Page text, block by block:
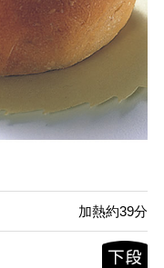
加熱約39分